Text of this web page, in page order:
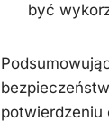
być
potwierdzeniu